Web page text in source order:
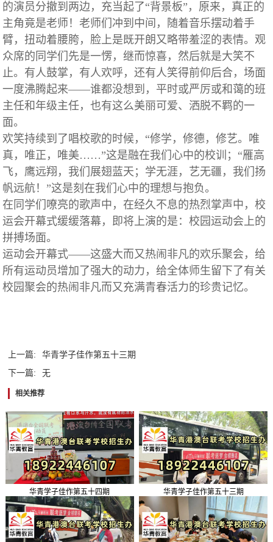
的演员分撤到两边，充当起了“背景板”，原来，真正的
主角竟是老师！老师们冲到中间，随着音乐摆动着手
臂，扭动着腰胯，脸上是既开朗又略带羞涩的表情。观
众席的同学们先是一愣，继而惊喜，然后就是大笑不
止。有人鼓掌，有人欢呼，还有人笑得前仰后合，场面
一度沸腾起来——谁都没想到，平时或严厉或和蔼的班
主任和年级主任，也有这么美丽可爱、洒脱不羁的一
面。
欢笑持续到了唱校歌的时候，“修学，修德，修艺。唯
真，唯正，唯美……”这是融在我们心中的校训；“雁高
飞，鹰远翔，我们展翅蓝天；学无涯，艺无疆，我们扬
帆远航！”这是刻在我们心中的理想与抱负。
在同学们嘹亮的歌声中，在经久不息的热烈掌声中，校
运会开幕式缓缓落幕，即将上演的是：校园运动会上的
拼搏场面。
运动会开幕式——这盛大而又热闹非凡的欢乐聚会，给
所有运动员增加了强大的动力，给全体师生留下了有关
校园聚会的热闹非凡而又充满青春活力的珍贵记忆。
上一篇:
华青学子佳作第五十三期
下一篇:
无
相关推荐
华青学子佳作第五十四期 华青学子佳作第五十三期